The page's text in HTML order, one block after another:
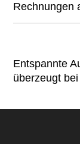
Rechnungen
Entspannte
überzeugt